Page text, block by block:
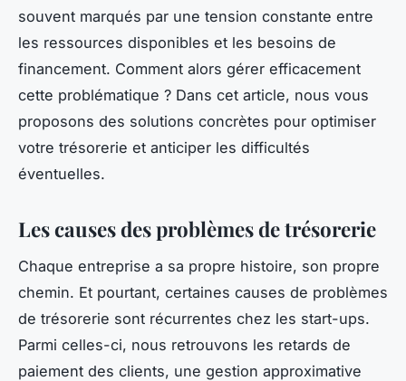
souvent marqués par une tension constante entre
les ressources disponibles et les besoins de
financement. Comment alors gérer efficacement
cette problématique ? Dans cet article, nous vous
proposons des solutions concrètes pour optimiser
votre trésorerie et anticiper les difficultés
éventuelles.
Les causes des problèmes de trésorerie
Chaque entreprise a sa propre histoire, son propre
chemin. Et pourtant, certaines causes de problèmes
de trésorerie sont récurrentes chez les start-ups.
Parmi celles-ci, nous retrouvons les retards de
paiement des clients, une gestion approximative